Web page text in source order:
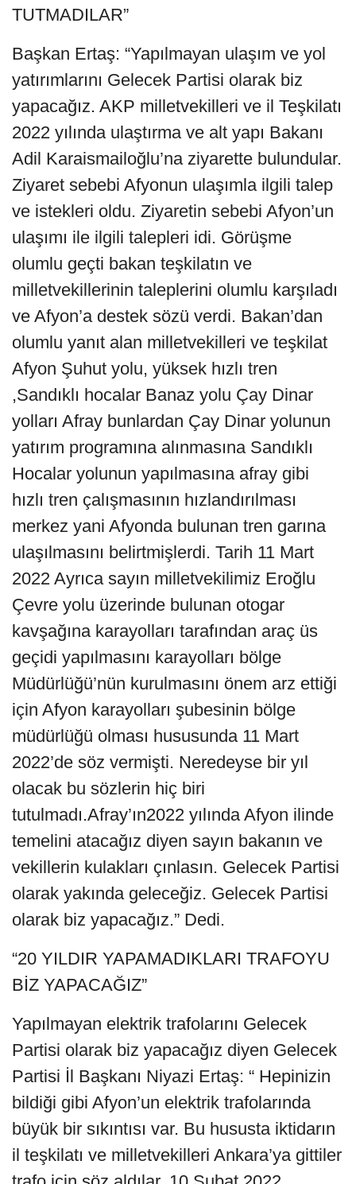
TUTMADILAR”
Başkan Ertaş: “Yapılmayan ulaşım ve yol
yatırımlarını Gelecek Partisi olarak biz
yapacağız. AKP milletvekilleri ve il Teşkilatı
2022 yılında ulaştırma ve alt yapı Bakanı
Adil Karaismailoğlu’na ziyarette bulundular.
Ziyaret sebebi Afyonun ulaşımla ilgili talep
ve istekleri oldu. Ziyaretin sebebi Afyon’un
ulaşımı ile ilgili talepleri idi. Görüşme
olumlu geçti bakan teşkilatın ve
milletvekillerinin taleplerini olumlu karşıladı
ve Afyon’a destek sözü verdi. Bakan’dan
olumlu yanıt alan milletvekilleri ve teşkilat
Afyon Şuhut yolu, yüksek hızlı tren
,Sandıklı hocalar Banaz yolu Çay Dinar
yolları Afray bunlardan Çay Dinar yolunun
yatırım programına alınmasına Sandıklı
Hocalar yolunun yapılmasına afray gibi
hızlı tren çalışmasının hızlandırılması
merkez yani Afyonda bulunan tren garına
ulaşılmasını belirtmişlerdi. Tarih 11 Mart
2022 Ayrıca sayın milletvekilimiz Eroğlu
Çevre yolu üzerinde bulunan otogar
kavşağına karayolları tarafından araç üs
geçidi yapılmasını karayolları bölge
Müdürlüğü’nün kurulmasını önem arz ettiği
için Afyon karayolları şubesinin bölge
müdürlüğü olması hususunda 11 Mart
2022’de söz vermişti. Neredeyse bir yıl
olacak bu sözlerin hiç biri
tutulmadı.Afray’ın2022 yılında Afyon ilinde
temelini atacağız diyen sayın bakanın ve
vekillerin kulakları çınlasın. Gelecek Partisi
olarak yakında geleceğiz. Gelecek Partisi
olarak biz yapacağız.” Dedi.
“20 YILDIR YAPAMADIKLARI TRAFOYU
BİZ YAPACAĞIZ”
Yapılmayan elektrik trafolarını Gelecek
Partisi olarak biz yapacağız diyen Gelecek
Partisi İl Başkanı Niyazi Ertaş: “ Hepinizin
bildiği gibi Afyon’un elektrik trafolarında
büyük bir sıkıntısı var. Bu hususta iktidarın
il teşkilatı ve milletvekilleri Ankara’ya gittiler